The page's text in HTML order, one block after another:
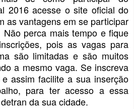
2016 acesse o site oficial do
as vantagens em se participar
perca mais tempo e fique
pois as vagas para
são limitadas e são muitos
a mesmo vaga. Se inscreva
assim facilite a sua inserção
para ter acesso a essa
da sua cidade.